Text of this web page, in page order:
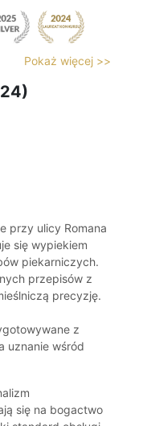
Pokaż więcej >>
przy ulicy Romana
się wypiekiem
piekarniczych.
przepisów z
precyzję.
z
uznanie wśród
się na bogactwo